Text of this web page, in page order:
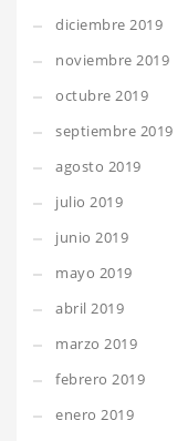
diciembre 2019
noviembre 2019
octubre 2019
septiembre 2019
agosto 2019
julio 2019
junio 2019
mayo 2019
abril 2019
marzo 2019
febrero 2019
enero 2019